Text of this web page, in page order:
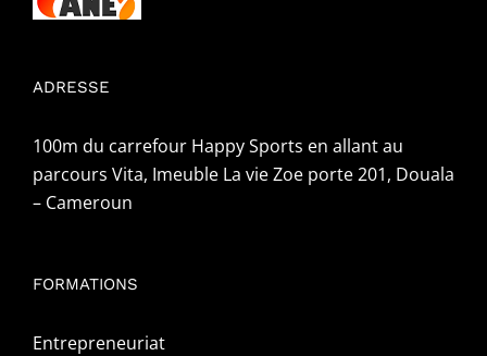
ADRESSE
100m du carrefour Happy Sports en allant au
parcours Vita, Imeuble La vie Zoe porte 201, Douala
– Cameroun
FORMATIONS
Entrepreneuriat